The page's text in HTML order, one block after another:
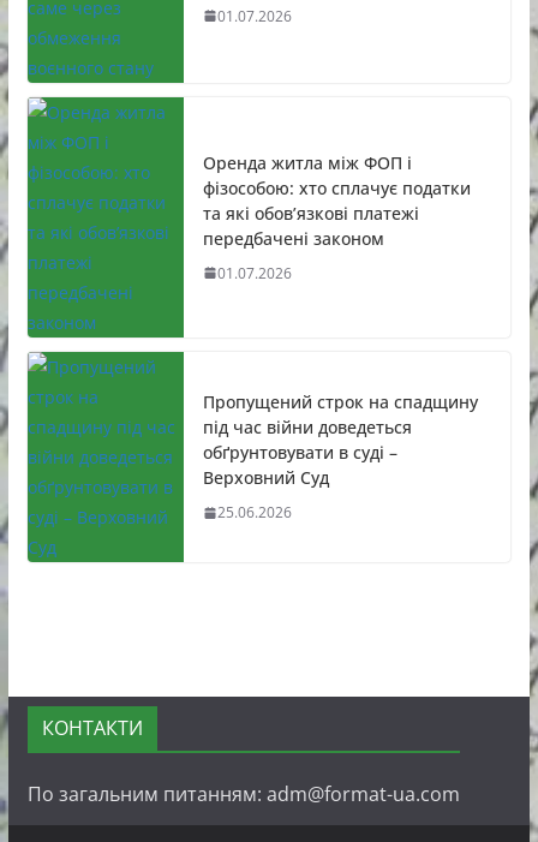
01.07.2026
Оренда житла між ФОП і
фізособою: хто сплачує податки
та які обов’язкові платежі
передбачені законом
01.07.2026
Пропущений строк на спадщину
під час війни доведеться
обґрунтовувати в суді –
Верховний Суд
25.06.2026
КОНТАКТИ
По загальним питанням: adm@format-ua.com